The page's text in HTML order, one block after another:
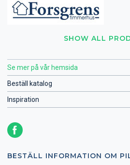
SHOW ALL
Se mer på vår hemsida
Beställ katalog
Inspiration
BESTÄLL INFORMATION OM